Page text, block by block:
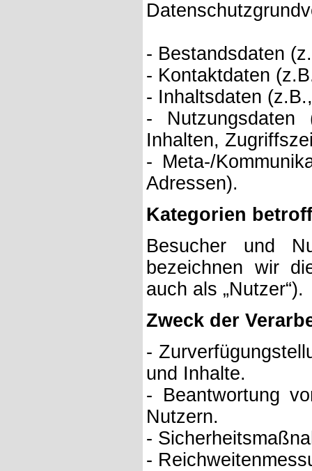
- Bestandsdaten
- Kontaktdaten
- Inhaltsdaten
- Nutzungsdaten
Inhalten,
- Meta-/
Adressen).
Kategorien
Besucher und
bezeichnen wir
auch als „Nutzer“).
Zweck der
-
und Inhalte.
- Beantwortung
Nutzern.
-
-